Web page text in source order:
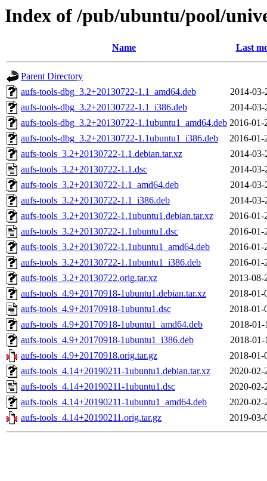
Index of /pub/ubuntu/pool/
Name Last
Parent Directory
aufs-tools-dbg_3.2+20130722-1.1_amd64.deb
2014-03-
aufs-tools-dbg_3.2+20130722-1.1_i386.deb
2014-03-
aufs-tools-dbg_3.2+20130722-1.1ubuntu1_amd64.deb 2016-01-
aufs-tools-dbg_3.2+20130722-1.1ubuntu1_i386.deb
2016-01-
aufs-tools_3.2+20130722-1.1.debian.tar.xz
2014-03-
aufs-tools_3.2+20130722-1.1.dsc
2014-03-
aufs-tools_3.2+20130722-1.1_amd64.deb
2014-03-
aufs-tools_3.2+20130722-1.1_i386.deb
2014-03-
aufs-tools_3.2+20130722-1.1ubuntu1.debian.tar.xz
2016-01-
aufs-tools_3.2+20130722-1.1ubuntu1.dsc
2016-01-
aufs-tools_3.2+20130722-1.1ubuntu1_amd64.deb
2016-01-
aufs-tools_3.2+20130722-1.1ubuntu1_i386.deb
2016-01-
aufs-tools_3.2+20130722.orig.tar.xz
2013-08-
aufs-tools_4.9+20170918-1ubuntu1.debian.tar.xz
2018-01-
aufs-tools_4.9+20170918-1ubuntu1.dsc
2018-01-
aufs-tools_4.9+20170918-1ubuntu1_amd64.deb
2018-01-
aufs-tools_4.9+20170918-1ubuntu1_i386.deb
2018-01-
aufs-tools_4.9+20170918.orig.tar.gz
2018-01-
aufs-tools_4.14+20190211-1ubuntu1.debian.tar.xz
2020-02-
aufs-tools_4.14+20190211-1ubuntu1.dsc
2020-02-
aufs-tools_4.14+20190211-1ubuntu1_amd64.deb
2020-02-
aufs-tools_4.14+20190211.orig.tar.gz
2019-03-